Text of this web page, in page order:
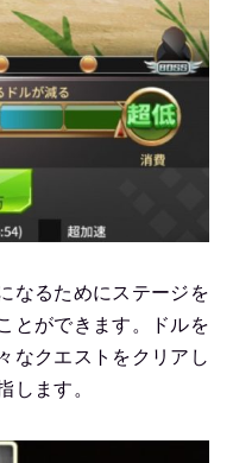
なるためにステージを
とができます。ドルを
なクエストをクリアし
します。